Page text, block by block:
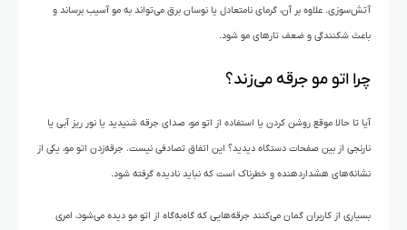
آتش‌سوزی. علاوه بر آن، گرمای نامتعادل یا نوسان برق می‌تواند به مو آسیب برساند و
باعث شکنندگی و ضعف تارهای مو شود.
چرا اتو مو جرقه می‌زند؟
آیا تا حالا موقع روشن کردن یا استفاده از اتو مو، صدای جرقه شنیدید یا نور ریز آبی یا
نارنجی از بین صفحات دستگاه دیدید؟ این اتفاق تصادفی نیست. جرقه‌زدن اتو مو، یکی از
نشانه‌های هشداردهنده‌ و خطرناک است که نباید نادیده گرفته شود.
بسیاری از کاربران گمان می‌کنند جرقه‌هایی که گاه‌به‌گاه از اتو مو دیده می‌شود، امری